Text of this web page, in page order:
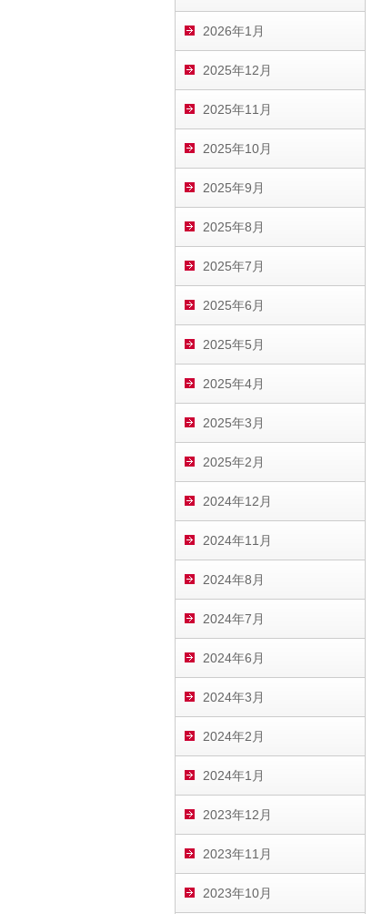
2026年1月
2025年12月
2025年11月
2025年10月
2025年9月
2025年8月
2025年7月
2025年6月
2025年5月
2025年4月
2025年3月
2025年2月
2024年12月
2024年11月
2024年8月
2024年7月
2024年6月
2024年3月
2024年2月
2024年1月
2023年12月
2023年11月
2023年10月